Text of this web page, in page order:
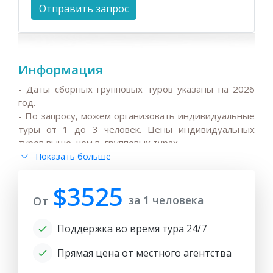
Информация
- Даты сборных групповых туров указаны на 2026
год.
- По запросу, можем организовать индивидуальные
туры от 1 до 3 человек. Цены индивидуальных
туров выше, чем в групповых турах.
- Бронирование тура на базе предоплаты. Оплата
переводом, остальную часть можно оплатить в день
прибытия в Ташкент.
билеты на весенне- летний сезон ( март - июнь) и
гостям раннее бронирование.
Показать больше
От $3525 за 1 человека
Поддержка во время тура 24/7
Прямая цена от местного агентства